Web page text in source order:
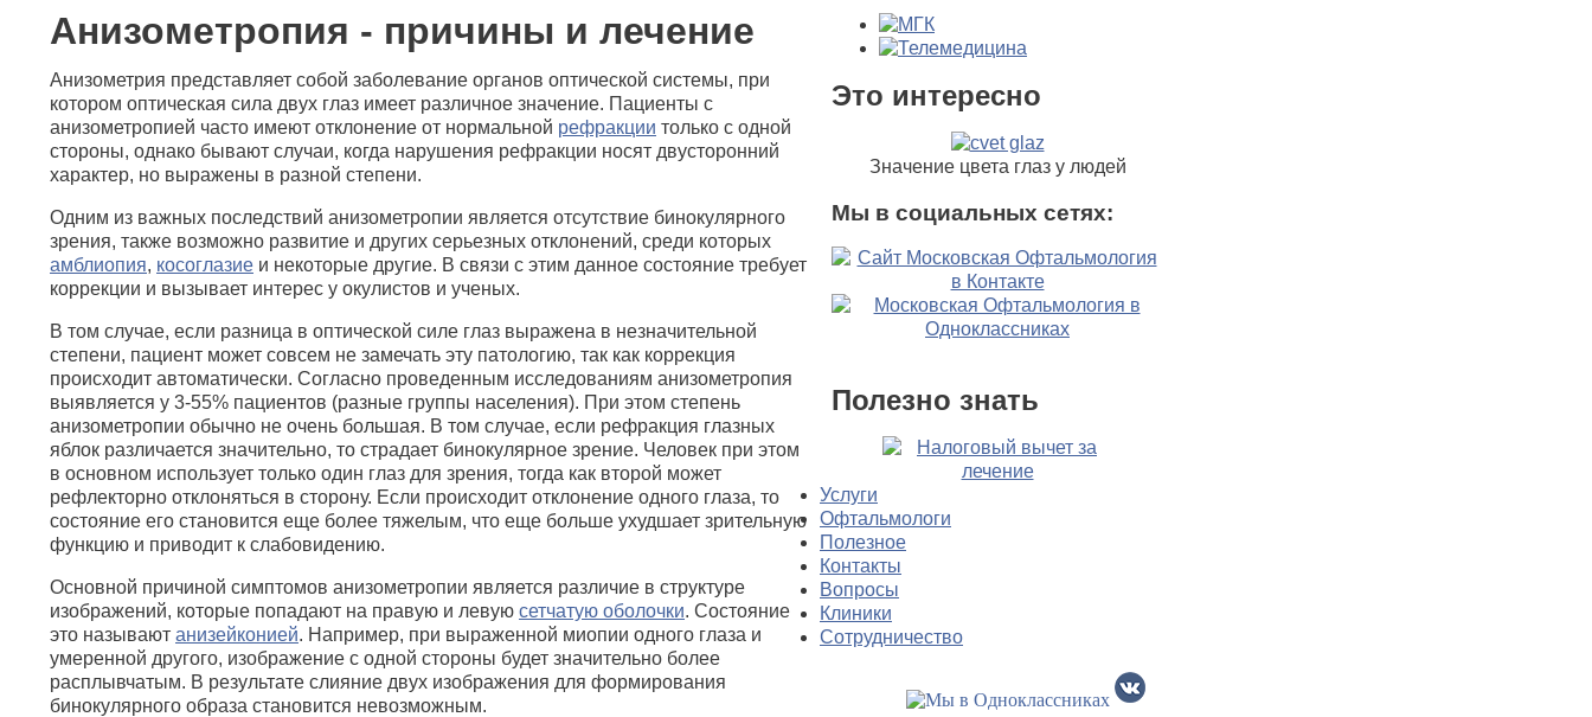
Анизометропия - причины и лечение
Анизометрия представляет собой заболевание органов оптической системы, при
котором оптическая сила двух глаз имеет различное значение. Пациенты с
анизометропией часто имеют отклонение от нормальной рефракции только с одной
стороны, однако бывают случаи, когда нарушения рефракции носят двусторонний
характер, но выражены в разной степени.
Одним из важных последствий анизометропии является отсутствие бинокулярного
зрения, также возможно развитие и других серьезных отклонений, среди которых
амблиопия, косоглазие и некоторые другие. В связи с этим данное состояние требует
коррекции и вызывает интерес у окулистов и ученых.
В том случае, если разница в оптической силе глаз выражена в незначительной
степени, пациент может совсем не замечать эту патологию, так как коррекция
происходит автоматически. Согласно проведенным исследованиям анизометропия
выявляется у 3-55% пациентов (разные группы населения). При этом степень
анизометропии обычно не очень большая. В том случае, если рефракция глазных
яблок различается значительно, то страдает бинокулярное зрение. Человек при этом
в основном использует только один глаз для зрения, тогда как второй может
рефлекторно отклоняться в сторону. Если происходит отклонение одного глаза, то
состояние его становится еще более тяжелым, что еще больше ухудшает зрительную
функцию и приводит к слабовидению.
Основной причиной симптомов анизометропии является различие в структуре
изображений, которые попадают на правую и левую сетчатую оболочки. Состояние
это называют анизейконией. Например, при выраженной миопии одного глаза и
умеренной другого, изображение с одной стороны будет значительно более
расплывчатым. В результате слияние двух изображения для формирования
бинокулярного образа становится невозможным.
Это интересно
Значение цвета глаз у людей
Мы в социальных сетях:
Полезно знать
Услуги
Офтальмологи
Полезное
Контакты
Вопросы
Клиники
Сотрудничество